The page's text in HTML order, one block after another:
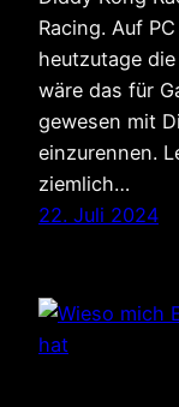
Racing. Auf
heutzutage
wäre das für
gewesen mit
einzurennen.
ziemlich…
22. Juli 2024